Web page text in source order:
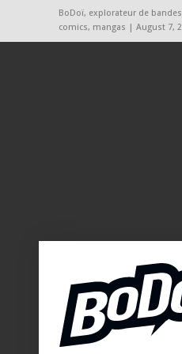
BoDoï, explorateur de
comics, mangas | August 7,